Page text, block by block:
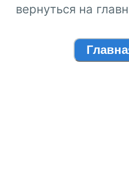
вернуться на